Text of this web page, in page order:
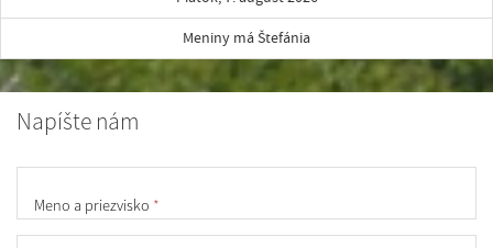
Meniny má Štefánia
Napíšte nám
Meno a priezvisko *